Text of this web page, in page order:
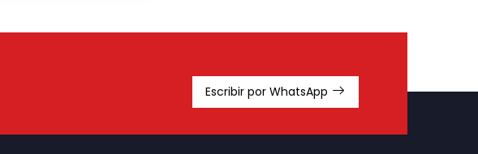
Escribir por WhatsApp